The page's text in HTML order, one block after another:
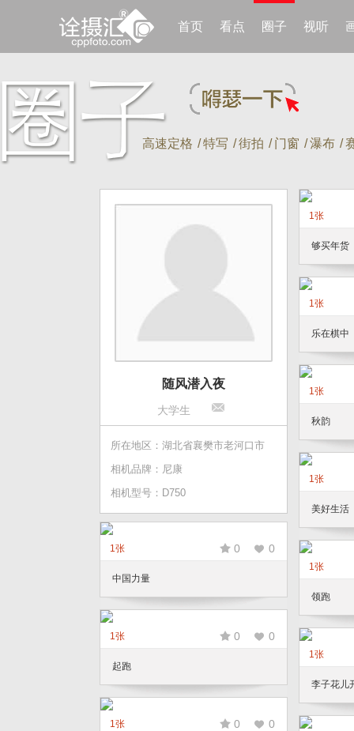
首页 看点 圈子 视听
高速定格 /特写 /街拍 / 门窗 /瀑布 /
随风潜入夜
大学生
所在地区：湖北省襄樊市老河口市
相机品牌：尼康
相机型号：D750
1张
够买年货
1张
乐在棋中
1张
秋韵
1张
美好生活
1张 0 0
中国力量
1张
领跑
1张 0 0
起跑
1张
李子花儿
1张 0 0